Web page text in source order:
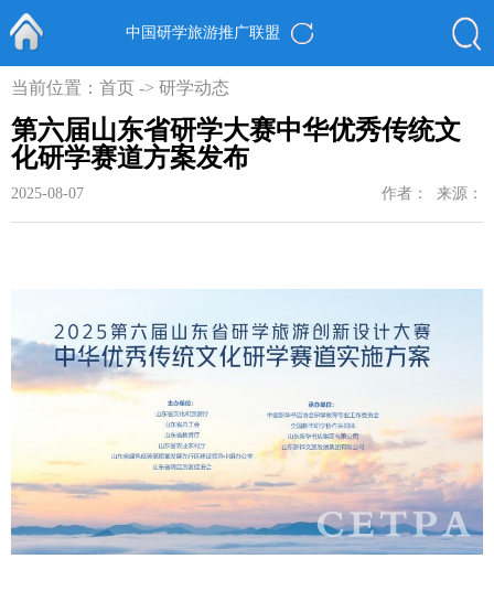
首页
中国研学旅游推广联盟
当前位置： 首页 -> 研学动态
第六届山东省研学大赛中华优秀传统文
化研学赛道方案发布
2025-08-07 来源：
作者：